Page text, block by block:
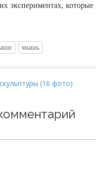
экспериментах,
мышь
(16 фото)